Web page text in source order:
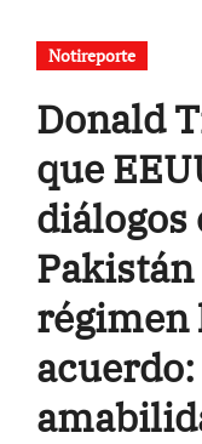
Notireporte
Donald
que
diálogos
régimen
acuerdo: